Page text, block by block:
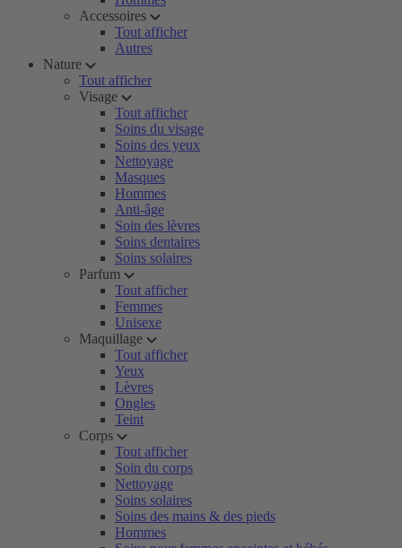
Accessoires
Tout afficher
Autres
Nature
Tout afficher
Visage
Tout afficher
Soins du visage
Soins des yeux
Nettoyage
Masques
Hommes
Anti-âge
Soin des lèvres
Soins dentaires
Soins solaires
Parfum
Tout afficher
Femmes
Unisexe
Maquillage
Tout afficher
Yeux
Lèvres
Ongles
Teint
Corps
Tout afficher
Soin du corps
Nettoyage
Soins solaires
Soins des mains & des pieds
Hommes